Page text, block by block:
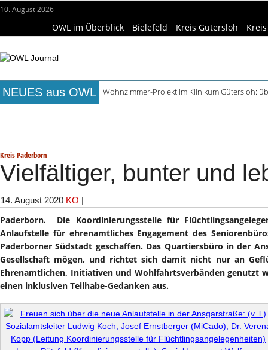
10. August 2026
OWL im Überblick Bielefeld Kreis Gütersloh
NEUES aus OWL
Wohnzimmer-Projekt im Klinikum Gütersloh:
Kreis Paderborn
Vielfältiger, bunter und
14. August 2020 KO |
Paderborn. Die Koordinierungsstelle für
Anlaufstelle für ehrenamtliches Engagement des
Paderborner Südstadt geschaffen. Das Quartiersbüro in der
Gesellschaft mögen, und richtet sich damit nicht nur an
Ehrenamtlichen, Initiativen und Wohlfahrtsverbänden genutzt
einen inklusiven Teilhabe-Gedanken aus.